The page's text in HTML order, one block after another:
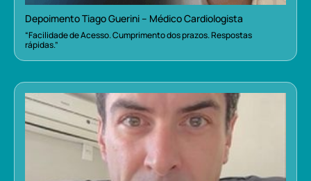
Depoimento Tiago Guerini – Médico Cardiologista
“Facilidade de Acesso. Cumprimento dos prazos. Respostas
rápidas.”